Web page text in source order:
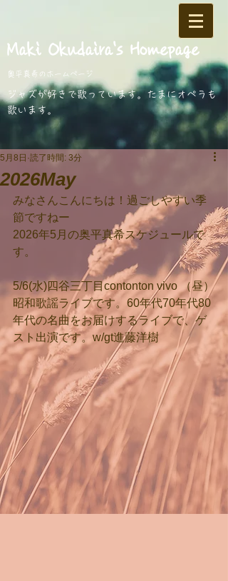
​Maki Okudaira's Homepage
奥平真希のホームページ
​ジャズが好きで歌っています。 たまにオペラも
歌います。
2026May
5月8日 読了時間: 3分
みなさんこんにちは！過ごしやすい季
節ですねー
2026年5月の奥平真希スケジュールで
す。
5/6(水)四谷三丁目contonton vivo （昼）
昭和歌謡ライブです。60年代70年代80
年代の名曲をお届けするライブで、ゲ
スト出演です。w/gt進藤洋樹